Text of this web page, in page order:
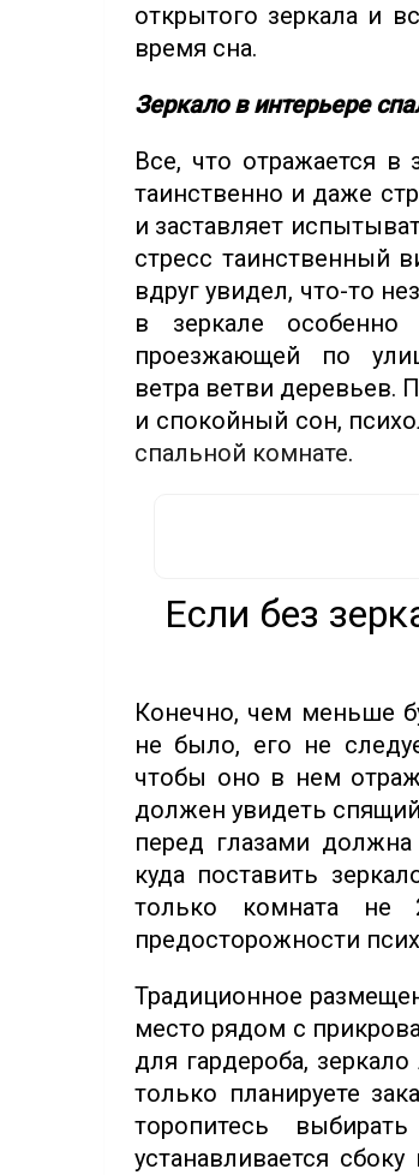
открытого зеркала и
время сна.
Зеркало в интерьере
Все, что отражается в
таинственно и даже
и заставляет
стресс таинственный
вдруг увидел, что-то
в зеркале
проезжающей по
ветра ветви деревьев.
и спокойный сон,
спальной комнате.
Если без
Конечно, чем меньше
не было, его не
чтобы оно в нем
должен увидеть
перед глазами
куда поставить
только комната
предосторожности
Традиционное
место рядом с
для гардероба,
только планируете
торопитесь
устанавливается